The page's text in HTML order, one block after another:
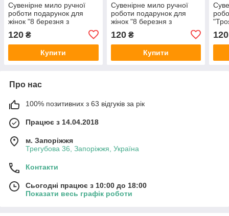
Сувенірне мило ручної
роботи подарунок для
жінок "8 березня з
120 ₴
Купити
Сувенірне мило ручної
роботи подарунок для
жінок "8 березня з
120₴
Купити
120
Про нас
100% позитивних з 63 відгуків за рік
Працює з 14.04.2018
м. Запоріжжя
Трегубова 36, Запоріжжя, Україна
Контакти
Сьогодні працює з 10:00 до 18:00
Показати весь графік роботи